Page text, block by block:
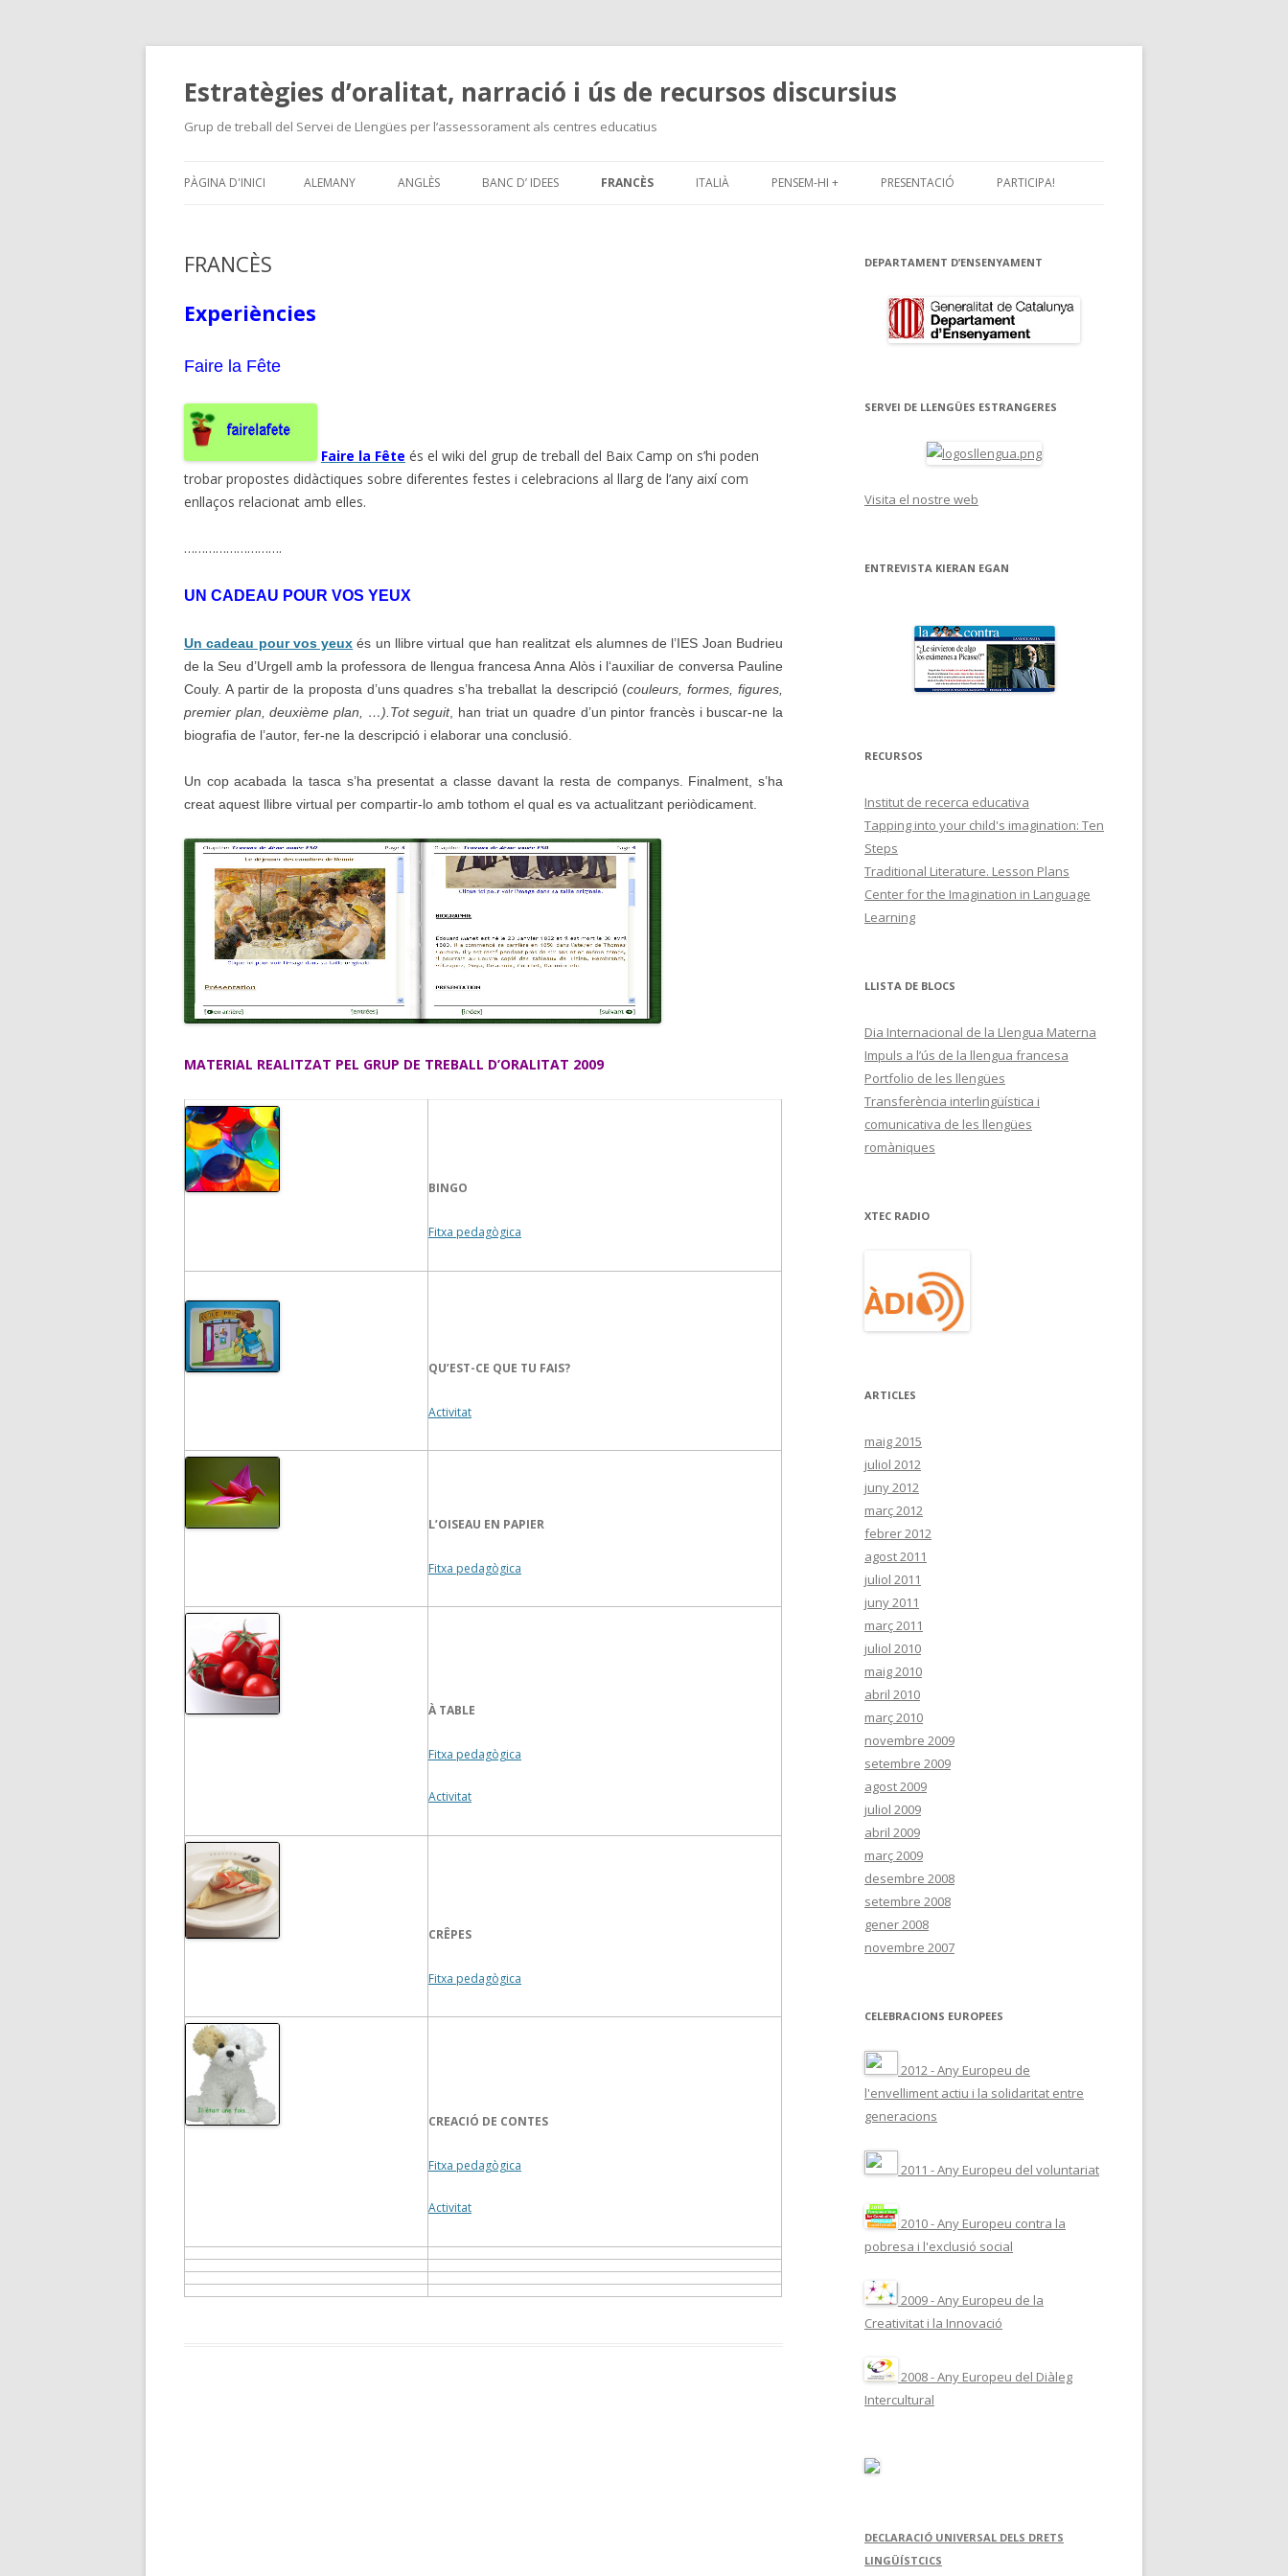
Estratègies d’oralitat, narració i ús de recursos discursius
Grup de treball del Servei de Llengües per l’assessorament als centres educatius
to
PÀGINA D'INICI ALEMANY ANGLÈS BANC D’ IDEES FRANCÈS ITALIÀ PENSEM-HI + PRESENTACIÓ PARTICIPA!
FRANCÈS
Experiències
Faire la Fête
Faire la Fête és el wiki del grup de treball del Baix Camp on s’hi poden
trobar propostes didàctiques sobre diferentes festes i celebracions al llarg de l’any així com
enllaços relacionat amb elles.
……………………….
UN CADEAU POUR VOS YEUX
Un cadeau pour vos yeux és un llibre virtual que han realitzat els alumnesde l’IES Joan Budrieu
de la Seu d’Urgell amb la professora de llengua francesa Anna Alòs i l‘auxiliar de conversa Pauline
Couly. A partir de la proposta d’uns quadres s’ha treballat la descripció (couleurs, formes, figures,
premier plan, deuxième plan, …).Tot seguit, han triat un quadre d’un pintor francès i buscar-ne la
biografia de l’autor, fer-ne la descripció i elaborar una conclusió.
Un cop acabada la tasca s’ha presentat a classe davant la resta de companys. Finalment, s’ha
creat aquest llibre virtual per compartir-lo amb tothom el qual es va actualitzant periòdicament.
MATERIAL REALITZAT PEL GRUP DE TREBALL D’ORALITAT 2009
BINGO
Fitxa pedagògica
QU’EST-CE QUE TU FAIS?
Activitat
L’OISEAU EN PAPIER
Fitxa pedagògica
À TABLE
Fitxa pedagògica
Activitat
CRÊPES
Fitxa pedagògica
CREACIÓ DE CONTES
Fitxa pedagògica
Activitat
DEPARTAMENT D’ENSENYAMENT
SERVEI DE LLENGÜES ESTRANGERES
Visita el nostre web
ENTREVISTA KIERAN EGAN
RECURSOS
Institut de recerca educativa
Tapping into your child's imagination: Ten
Steps
Traditional Literature. Lesson Plans
Center for the Imagination in Language
Learning
LLISTA DE BLOCS
Dia Internacional de la Llengua Materna
Impuls a l’ús de la llengua francesa
Portfolio de les llengües
Transferència interlingüística i
comunicativa de les llengües
romàniques
XTEC RADIO
ARTICLES
maig 2015
juliol 2012
juny 2012
març 2012
febrer 2012
agost 2011
juliol 2011
juny 2011
març 2011
juliol 2010
maig 2010
abril 2010
març 2010
novembre 2009
setembre 2009
agost 2009
juliol 2009
abril 2009
març 2009
desembre 2008
setembre 2008
gener 2008
novembre 2007
CELEBRACIONS EUROPEES
2012 - Any Europeu de
l'envelliment actiu i la solidaritat entre
generacions
2011 - Any Europeu del voluntariat
2010 - Any Europeu contra la
pobresa i l'exclusió social
2009 - Any Europeu de la
Creativitat i la Innovació
2008 - Any Europeu del Diàleg
Intercultural
DECLARACIÓ UNIVERSAL DELS DRETS
LINGÜÍSTCICS